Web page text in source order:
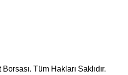
Tüm Hakları Saklıdır.